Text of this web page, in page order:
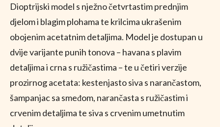
Dioptrijski model s nježno četvrtastim prednjim
djelom i blagim plohama te krilcima ukrašenim
obojenim acetatnim detaljima. Model je dostupan u
dvije varijante punih tonova – havana s plavim
detaljima i crna s ružičastima – te u četiri verzije
prozirnog acetata: kestenjasto siva s narančastom,
šampanjac sa smeđom, narančasta s ružičastim i
crvenim detaljima te siva s crvenim umetnutim